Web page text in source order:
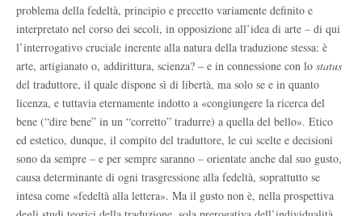
problema della fedeltà, principio e precetto variamente definito e
interpretato nel corso dei secoli, in opposizione all’idea di arte – di qui
l’interrogativo cruciale inerente alla natura della traduzione stessa: è
arte, artigianato o, addirittura, scienza? – e in connessione con lo status
del traduttore, il quale dispone sì di libertà, ma solo se e in quanto
licenza, e tuttavia eternamente indotto a «congiungere la ricerca del
bene (“dire bene” in un “corretto” tradurre) a quella del bello». Etico
ed estetico, dunque, il compito del traduttore, le cui scelte e decisioni
sono da sempre – e per sempre saranno – orientate anche dal suo gusto,
causa determinante di ogni trasgressione alla fedeltà, soprattutto se
intesa come «fedeltà alla lettera». Ma il gusto non è, nella prospettiva